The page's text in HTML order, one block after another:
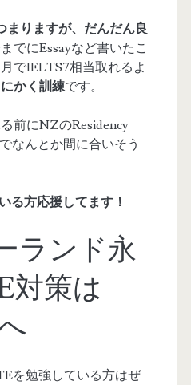
りますが、だんだん良
でにEssayなど書いたこ
でIELTS7相当取れるよ
かく訓練です。
前にNZのResidency
なんとか間に合いそう
る方応援してます！
ランド永
対策は
を勉強している方はぜ